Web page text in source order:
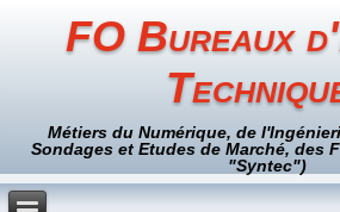
FO Bureaux
Métiers du Numérique, de
Sondages et Etudes de Marché, des
"Syntec")